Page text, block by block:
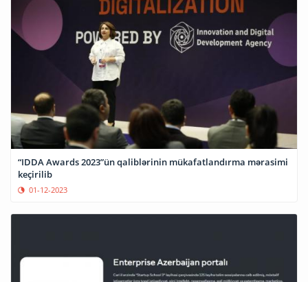
“IDDA Awards 2023”ün qaliblərinin mükafatlandırma mərasimi
keçirilib
01-12-2023